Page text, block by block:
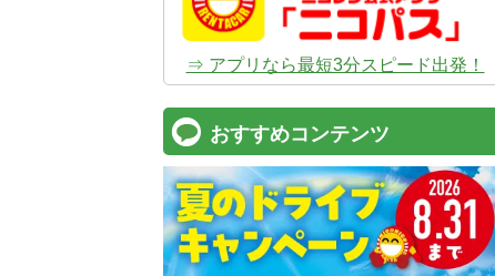
⇒ アプリなら最短3分スピード出発！
おすすめコンテンツ